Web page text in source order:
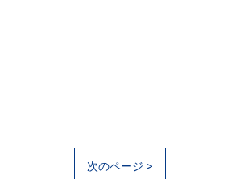
次のページ >